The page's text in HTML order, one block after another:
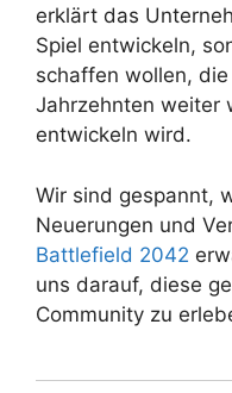
erklärt das
Spiel entwickeln,
schaffen wollen,
Jahrzehnten weiter
entwickeln wird.
Wir sind gespannt,
Neuerungen und
Battlefield 2042
uns darauf, diese
Community zu